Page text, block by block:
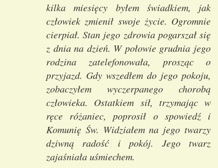
kilka miesięcy byłem świadkiem, jak
człowiek zmienił swoje życie. Ogromnie
cierpiał. Stan jego zdrowia pogarszał się
z dnia na dzień. W połowie grudnia jego
rodzina zatelefonowała, prosząc o
przyjazd. Gdy wszedłem do jego pokoju,
zobaczyłem wyczerpanego chorobą
człowieka. Ostatkiem sił, trzymając w
ręce różaniec, poprosił o spowiedź i
Komunię Św. Widziałem na jego twarzy
dziwną radość i pokój. Jego twarz
zajaśniała uśmiechem.